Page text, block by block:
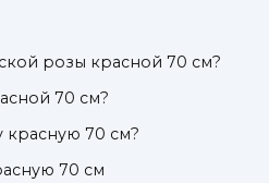
розы красной 70 см?
70 см?
красную 70 см?
70 см